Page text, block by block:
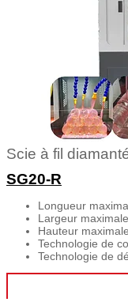
Scie à fil
SG20-R
Longueur
Largeur
Hauteur
Technologie de
Technologie de